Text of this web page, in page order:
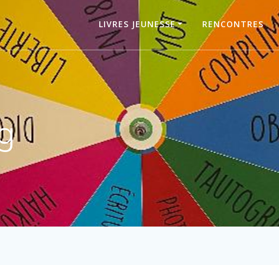
LIVRES JEUNESSE RENCONTRES